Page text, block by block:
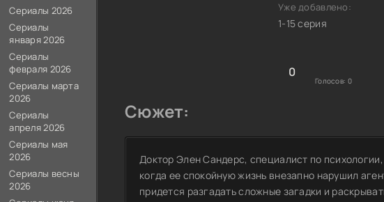
Уже добавлено:
1-15 серия
0
Голосов: 0
Сюжет:
Доктор Элен Сандерс, специалист по
когда ее спокойную жизнь внезапно нарушил
придется разгадать сложные загадки и
Сериалы 2026
Сериалы
января 2026
Сериалы
февраля 2026
Сериалы марта
2026
Сериалы
апреля 2026
Сериалы мая
2026
Сериалы весны
2026